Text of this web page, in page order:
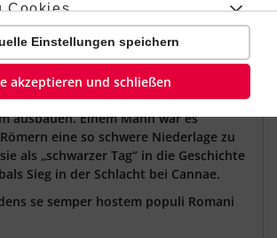
In den sogenannten Punischen Kriegen
v. Chr. kämpften die Römer gegen
Feind: die Seemacht Karthago.
(Poeni),so nannten die Römer die
die Römer wollten ihre Macht im
ausbauen. Einem Mann war es
eine so schwere Niederlage zu
als „schwarzer Tag“ in die Geschichte
Sieg in der Schlacht bei Cannae.
se semper hostem populi Romani
Cookies
Cookies
Einstellungen speichern
akzeptieren und schließen